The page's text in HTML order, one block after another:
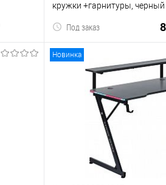
кружки +гарнитуры,
Под заказ
В
К сравнению
Новинка